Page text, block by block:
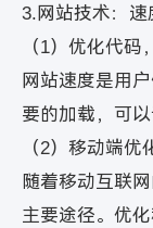
3.网站技术：速
（1）优化代
网站速度是用
要的加载，可
（2）移动端
随着移动互联
主要途径。优